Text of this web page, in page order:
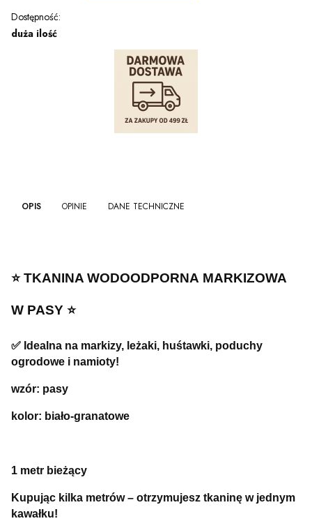
Dostępność:
duża ilość
OPIS OPINIE DANE TECHNICZNE
⭐️ TKANINA WODOODPORNA MARKIZOWA
W PASY ⭐️
✅ Idealna na markizy, leżaki, huśtawki, poduchy
ogrodowe i namioty!
wzór: pasy
kolor: biało-granatowe
1 metr bieżący
Kupując kilka metrów – otrzymujesz tkaninę w jednym
kawałku!